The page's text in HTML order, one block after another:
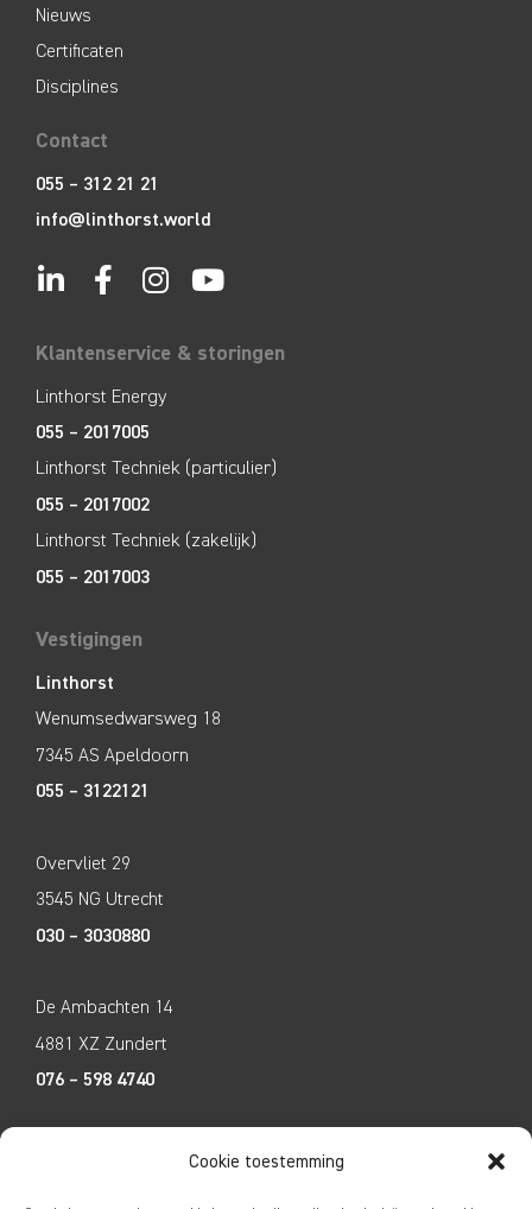
Cookie toestemming
Nieuws
Certificaten
Disciplines
Contact
055 – 312 21 21
info@linthorst.world
Klantenservice & storingen
Linthorst Energy
055 – 2017005
Linthorst Techniek (particulier)
055 – 2017002
Linthorst Techniek (zakelijk)
055 – 2017003
Vestigingen
Linthorst
Wenumsedwarsweg 18
7345 AS Apeldoorn
055 – 3122121
Overvliet 29
3545 NG Utrecht
030 – 3030880
De Ambachten 14
4881 XZ Zundert
076 – 598 4740